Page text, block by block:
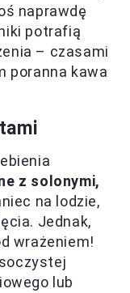
naprawdę
potrafią
– czasami
poranna kawa
z solonymi,
na lodzie,
Jednak,
wrażeniem!
lub